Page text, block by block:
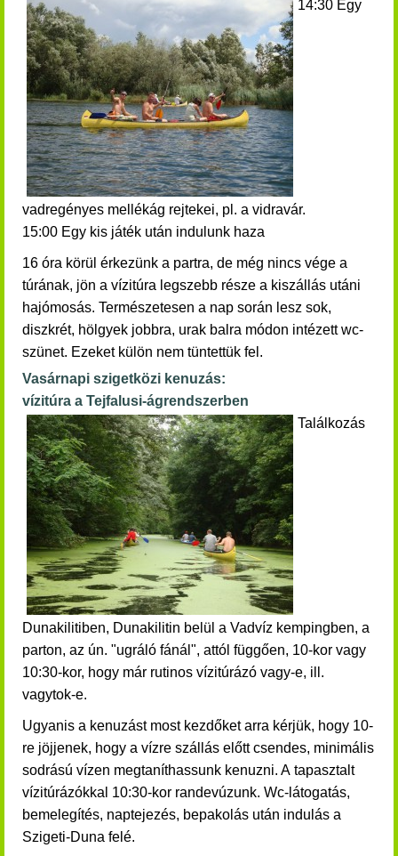
14:30 Egy
vadregényes mellékág rejtekei, pl. a vidravár.
15:00 Egy kis játék után indulunk haza
16 óra körül érkezünk a partra, de még nincs vége a
túrának, jön a vízitúra legszebb része a kiszállás utáni
hajómosás. Természetesen a nap során lesz sok,
diszkrét, hölgyek jobbra, urak balra módon intézett wc-
szünet. Ezeket külön nem tüntettük fel.
Vasárnapi szigetközi kenuzás:
vízitúra a Tejfalusi-ágrendszerben
Találkozás
Dunakilitiben, Dunakilitin belül a Vadvíz kempingben, a
parton, az ún. "ugráló fánál", attól függően, 10-kor vagy
10:30-kor, hogy már rutinos vízitúrázó vagy-e, ill.
vagytok-e.
Ugyanis a kenuzást most kezdőket arra kérjük, hogy 10-
re jöjjenek, hogy a vízre szállás előtt csendes, minimális
sodrású vízen megtaníthassunk kenuzni. A tapasztalt
vízitúrázókkal 10:30-kor randevúzunk. Wc-látogatás,
bemelegítés, naptejezés, bepakolás után indulás a
Szigeti-Duna felé.